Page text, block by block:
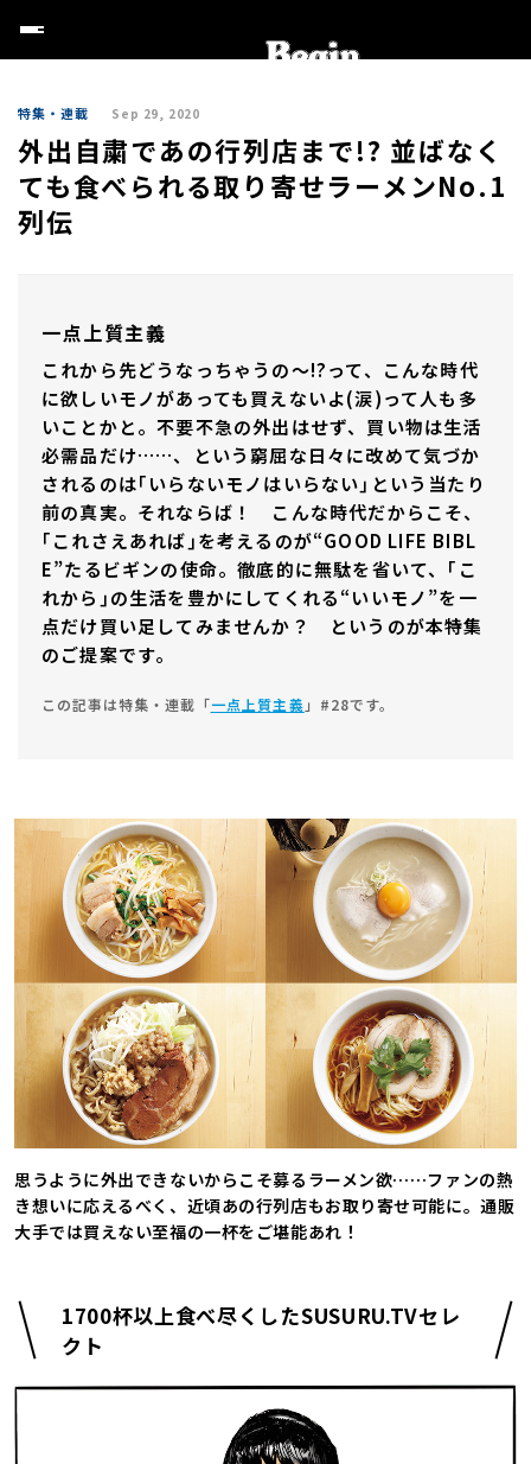
特集・連載 Sep 29, 2020
外出自粛であの行列店まで!? 並ばなく
ても食べられる取り寄せラーメンNo.1
列伝
一点上質主義
これから先どうなっちゃうの〜!?って、こんな時代
に欲しいモノがあっても買えないよ(涙)って人も多
いことかと。不要不急の外出はせず、買い物は生活
必需品だけ……、という窮屈な日々に改めて気づか
されるのは｢いらないモノはいらない｣という当たり
前の真実。それならば！ こんな時代だからこそ、
｢これさえあれば｣を考えるのが“GOOD LIFE BIBL
E”たるビギンの使命。徹底的に無駄を省いて、｢こ
れから｣の生活を豊かにしてくれる“いいモノ”を一
点だけ買い足してみませんか？ というのが本特集
のご提案です。
この記事は特集・連載「一点上質主義 」#28です。
思うように外出できないからこそ募るラーメン欲……ファンの熱
き想いに応えるべく、近頃あの行列店もお取り寄せ可能に。通販
大手では買えない至福の一杯をご堪能あれ！
1700杯以上食べ尽くしたSUSURU.TVセレ
クト